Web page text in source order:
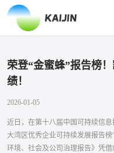
荣登“金蜜蜂”报告榜
绩！
2026-01-05
近日，在第十八届中国可持续信
大湾区优秀企业可持续发展报告
环境、社会及公司治理报告》凭